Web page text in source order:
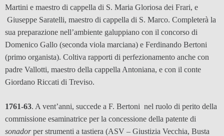
Martini e maestro di cappella di S. Maria Gloriosa dei Frari, e
Giuseppe Saratelli, maestro di cappella di S. Marco. Completerà la
sua preparazione nell’ambiente galuppiano con il concorso di
Domenico Gallo (seconda viola marciana) e Ferdinando Bertoni
(primo organista). Coltiva rapporti di perfezionamento anche con
padre Vallotti, maestro della cappella Antoniana, e con il conte
Giordano Riccati di Treviso.
1761-63. A vent’anni, succede a F. Bertoni nel ruolo di perito della
commissione esaminatrice per la concessione della patente di
sonadorper strumenti a tastiera (ASV – Giustizia Vecchia, Busta